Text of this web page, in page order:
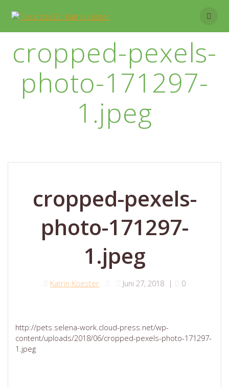
cropped-pexels-
photo-171297-
1.jpeg
cropped-pexels-
photo-171297-
1.jpeg
Katrin Koester Juni 27, 2018 | 0
http://pets.selena-work.cloud-press.net/wp-
content/uploads/2018/06/cropped-pexels-photo-171297-
1.jpeg